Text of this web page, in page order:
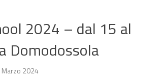
2024 – dal 15 al
Domodossola
Marzo 2024